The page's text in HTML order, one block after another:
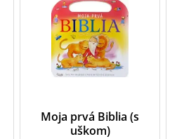
Moja prvá Biblia (s
uškom)